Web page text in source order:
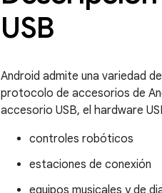
USB
Android admite una variedad
protocolo de accesorios de
accesorio USB, el hardware
controles robóticos
estaciones de conexión
equipos musicales y de